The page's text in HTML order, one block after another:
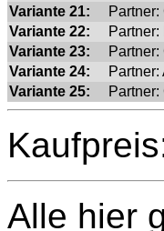
Variante 21:
Variante 22:
Variante 23:
Variante 24:
Partner:
Variante 25:
Alle hier